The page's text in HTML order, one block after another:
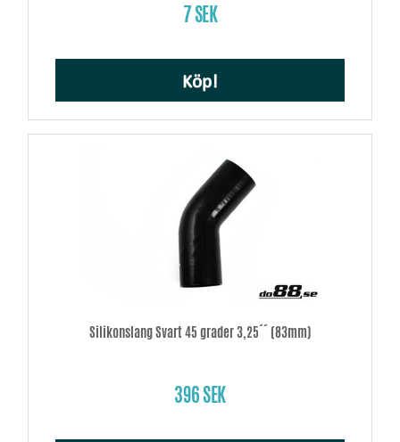
7 SEK
Köp!
Silikonslang Svart 45 grader 3,25´´ (83mm)
396 SEK